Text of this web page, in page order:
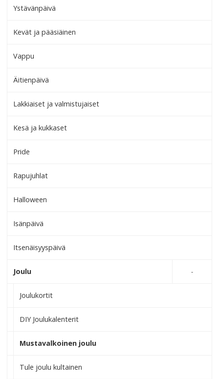
Ystävänpäivä
Kevät ja pääsiäinen
Vappu
Äitienpäivä
Lakkiaiset ja valmistujaiset
Kesä ja kukkaset
Pride
Rapujuhlat
Halloween
Isänpäivä
Itsenäisyyspäivä
Joulu
Joulukortit
DIY Joulukalenterit
Mustavalkoinen joulu
Tule joulu kultainen